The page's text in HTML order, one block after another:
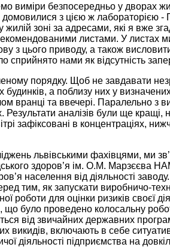
виміри безпосередньо у дворах
домовилися з цією ж лабораторією
зоні за адресами, які я вже
листами. У листах
з цього приводу, а також
нами як відсутність
порядку. Щоб не завдавати
а поблизу них у
вранці та ввечері. Паралельно з
аналізів були ще кращі,
зафіксовані в концентраціях,
львівськими фахівцями, ми
здоров’я ім. О.М. Марзєєва
населення від діяльності
тим, як запускати виробничо-
роботи для оцінки ризиків своєї
було проведено колосальну
від звичайних державних
викидів, включають в себе
діяльності підприємства на